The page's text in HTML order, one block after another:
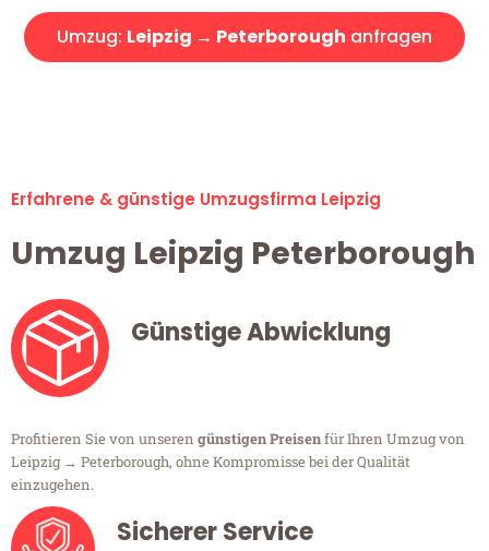
Umzug: Leipzig → Peterborough anfragen
Erfahrene & günstige Umzugsfirma Leipzig
Umzug Leipzig Peterborough
Günstige Abwicklung
Profitieren Sie von unseren günstigen Preisenfür Ihren Umzug von
Leipzig → Peterborough, ohne Kompromisse bei der Qualität
einzugehen.
Sicherer Service